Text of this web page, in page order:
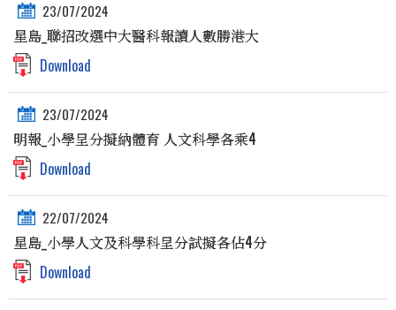
23/07/2024
星島_聯招改選中大醫科報讀人數勝港大
Download
23/07/2024
明報_小學呈分擬納體育 人文科學各乘4
Download
22/07/2024
星島_小學人文及科學科呈分試擬各佔4分
Download